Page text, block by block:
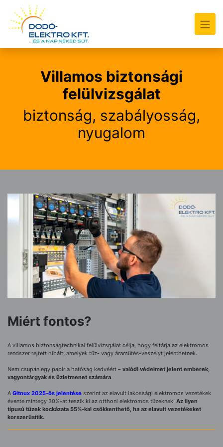
Villamos biztonsági
felülvizsgálat
biztonság, szabályosság,
nyugalom
Miért fontos?
A villamos biztonságtechnikai felülvizsgálat célja, hogy feltárja az elektromos
rendszer rejtett hibáit, amelyek tűz- vagy áramütés-veszélyt jelenthetnek.
Nem csupán egy papír a hatóság kedvéért – valódi védelmet jelent emberek,
vagyontárgyak és üzletmenet számára.
A Gitnux 2025-ös jelentése szerint az elavult lakossági elektromos vezetékek
évente mintegy 30%-át teszik ki az otthoni elektromos tüzeknek. Az ilyen
típusú tüzek kockázata 55%-kal csökkenthető, ha az elavult vezetékeket
korszerűsítik.